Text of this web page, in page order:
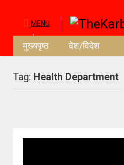
MENU
मुख्यपृष्ठ देश/विदेश
Tag: Health Department